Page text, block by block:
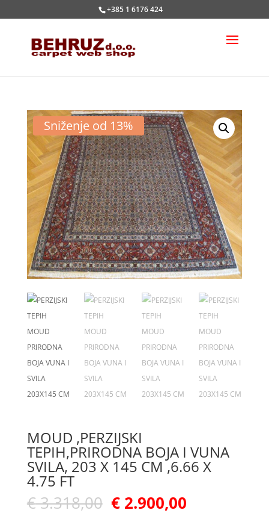
+385 1 6176 424
Sniženje od 13%
MOUD ,PERZIJSKI
TEPIH,PRIRODNA BOJA I VUNA
SVILA, 203 X 145 CM ,6.66 X
4.75 FT
€3.318,00 €2.900,00